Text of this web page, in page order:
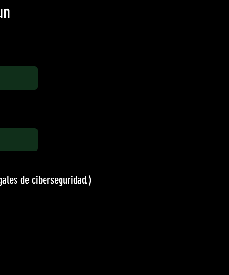
de ciberseguridad.)